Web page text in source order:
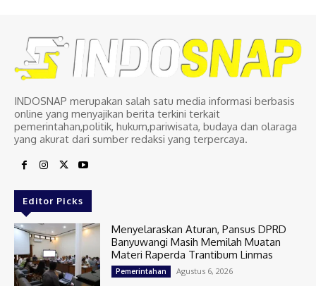
INDOSNAP merupakan salah satu media informasi berbasis
online yang menyajikan berita terkini terkait
pemerintahan,politik, hukum,pariwisata, budaya dan olaraga
yang akurat dari sumber redaksi yang terpercaya.
Editor Picks
Menyelaraskan Aturan, Pansus DPRD
Banyuwangi Masih Memilah Muatan
Materi Raperda Trantibum Linmas
Pemerintahan Agustus 6, 2026